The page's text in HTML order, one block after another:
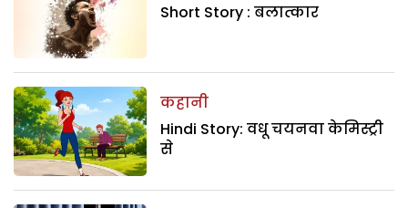
Short Story : बलात्कार
कहानी
Hindi Story: वधू चयनवा केमिस्ट्री
से